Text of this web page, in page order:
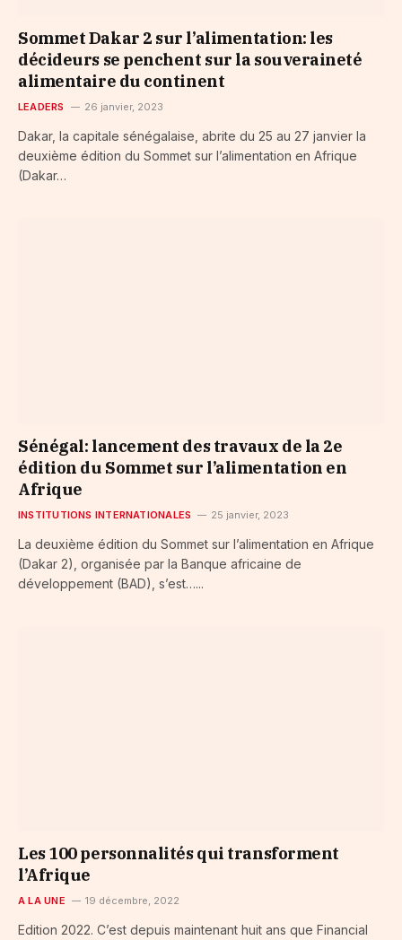
Sommet Dakar 2 sur l’alimentation: les
décideurs se penchent sur la souveraineté
alimentaire du continent
LEADERS 26 janvier, 2023
Dakar, la capitale sénégalaise, abrite du 25 au 27 janvier la
deuxième édition du Sommet sur l’alimentation en Afrique
(Dakar…
Sénégal: lancement des travaux de la 2e
édition du Sommet sur l’alimentation en
Afrique
INSTITUTIONS INTERNATIONALES 25 janvier, 2023
La deuxième édition du Sommet sur l’alimentation en Afrique
(Dakar 2), organisée par la Banque africaine de
développement (BAD), s’est…...
Les 100 personnalités qui transforment
l’Afrique
A LA UNE 19 décembre, 2022
Edition 2022. C’est depuis maintenant huit ans que Financial